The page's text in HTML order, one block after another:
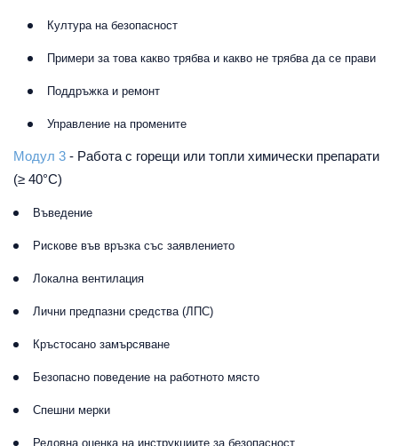
Култура на безопасност
Примери за това какво трябва и какво не трябва да се прави
Поддръжка и ремонт
Управление на промените
Модул 3 - Работа с горещи или топли химически препарати
(≥ 40°C)
Въведение
Рискове във връзка със заявлението
Локална вентилация
Лични предпазни средства (ЛПС)
Кръстосано замърсяване
Безопасно поведение на работното място
Спешни мерки
Редовна оценка на инструкциите за безопасност